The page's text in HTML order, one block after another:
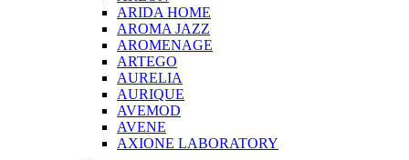
ARIDA HOME
AROMA JAZZ
AROMENAGE
ARTEGO
AURELIA
AURIQUE
AVEMOD
AVENE
AXIONE LABORATORY